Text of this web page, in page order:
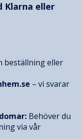
Klarna eller
beställning eller
– vi svarar
Behöver du
via vår